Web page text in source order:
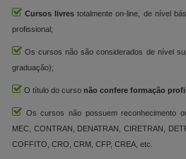
Cursos livres totalmente on-line, de nível
profissional;
Os cursos não são considerados de nível
graduação);
O título do curso não confere formação
Os cursos não possuem reconhecimento
MEC, CONTRAN, DENATRAN, CIRETRAN,
COFFITO, CRO, CRM, CFP, CREA, etc.